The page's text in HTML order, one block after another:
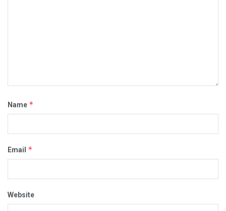
Name *
Email *
Website